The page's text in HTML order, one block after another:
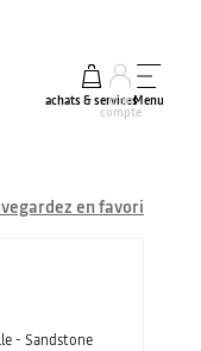
achats & services
mon
compte
Menu
en favori
- Sandstone